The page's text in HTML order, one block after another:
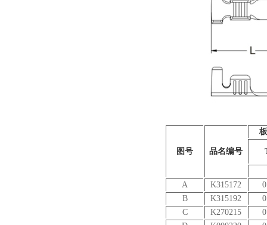
图号 品名编号
A K315172
B
K315192
C
K270215